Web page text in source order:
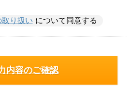
り扱い について同意する